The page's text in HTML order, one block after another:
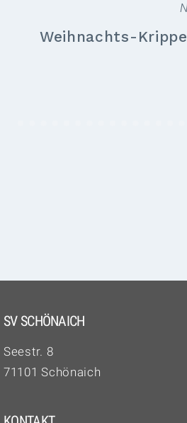
Weihnachts-
SV SCHÖNAICH
Seestr. 8
71101 Schönaich